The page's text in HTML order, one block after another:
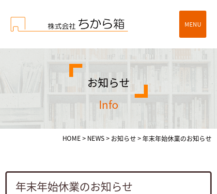
MENU
お知らせ
info
HOME > NEWS > お知らせ >年末年始休業のお知らせ
年末年始休業のお知らせ